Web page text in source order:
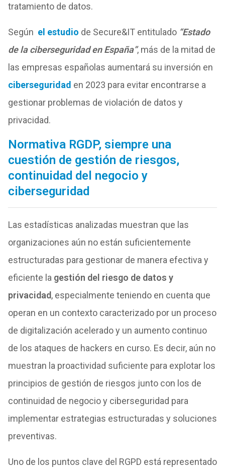
tratamiento de datos.
Según el estudio de Secure&IT entitulado“Estado
de la ciberseguridad en España”, más de la mitad de
las empresas españolas aumentará su inversión en
ciberseguridad en 2023 para evitar encontrarse a
gestionar problemas de violación de datos y
privacidad.
Normativa RGDP, siempre una
cuestión de gestión de riesgos,
continuidad del negocio y
ciberseguridad
Las estadísticas analizadas muestran que las
organizaciones aún no están suficientemente
estructuradas para gestionar de manera efectiva y
eficiente la gestión del riesgo de datos y
privacidad, especialmente teniendo en cuenta que
operan en un contexto caracterizado por un proceso
de digitalización acelerado y un aumento continuo
de los ataques de hackers en curso. Es decir, aún no
muestran la proactividad suficiente para explotar los
principios de gestión de riesgos junto con los de
continuidad de negocio y ciberseguridad para
implementar estrategias estructuradas y soluciones
preventivas.
Uno de los puntos clave del RGPD está representado